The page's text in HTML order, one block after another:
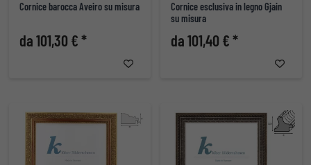
Cornice barocca Aveiro su misura
da 101,30 € *
Cornice esclusiva in legno Gjain
su misura
da 101,40 € *